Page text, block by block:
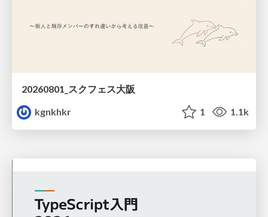
20260801_スクフェス大阪
kgnkhkr
1 1.1k